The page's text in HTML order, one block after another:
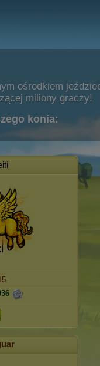
ośrodkiem
miliony graczy!
konia: